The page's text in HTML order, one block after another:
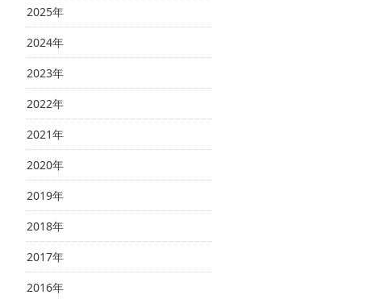
2025年
2024年
2023年
2022年
2021年
2020年
2019年
2018年
2017年
2016年